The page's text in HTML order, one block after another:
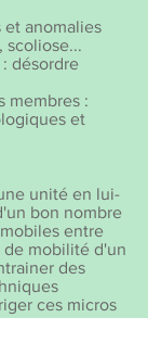
et anomalies
scoliose...
désordre
membres :
et
unité en lui-
bon nombre
entre
de mobilité d'un
des
ces micros